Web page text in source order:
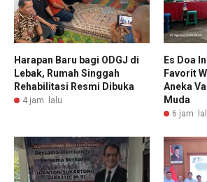
Harapan Baru bagi ODGJ di
Lebak, Rumah Singgah
Rehabilitasi Resmi Dibuka
4 jam lalu
Es Doa
Favorit
Aneka
Muda
6 jam